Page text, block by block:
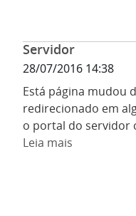
Servidor
28/07/2016 14:38
Está página mudou
redirecionado em
o portal do servidor
Leia mais